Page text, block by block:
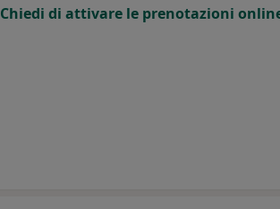
Chiedi di attivare le prenotazioni